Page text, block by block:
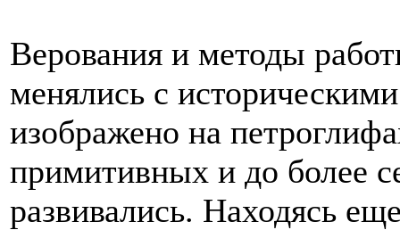
Верования и методы
менялись с
изображено на
примитивных и до более
развивались. Находясь